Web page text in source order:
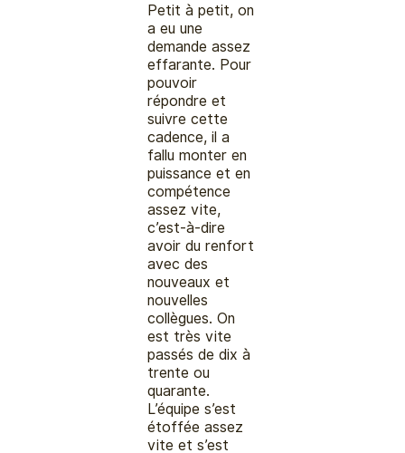
Petit à petit, on
a eu une
demande assez
effarante. Pour
pouvoir
répondre et
suivre cette
cadence, il a
fallu monter en
puissance et en
compétence
assez vite,
c’est-à-dire
avoir du renfort
avec des
nouveaux et
nouvelles
collègues. On
est très vite
passés de dix à
trente ou
quarante.
L’équipe s’est
étoffée assez
vite et s’est